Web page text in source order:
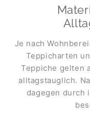
Je nach
Teppicharten
Teppiche gelten
alltagstauglich.
dagegen durch